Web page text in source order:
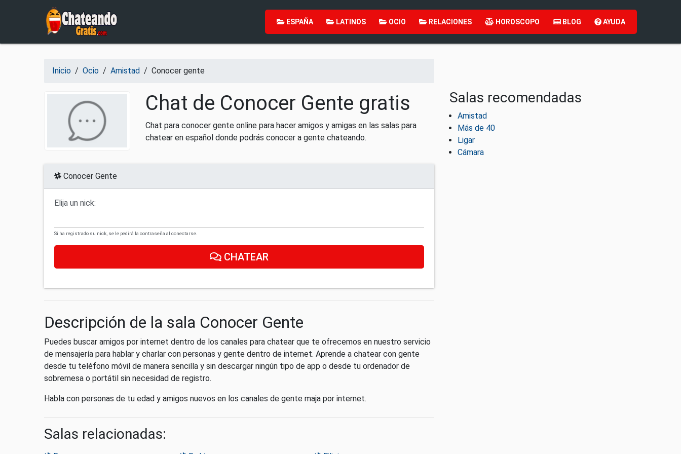
Salir del contenido
ESPAÑA LATINOS OCIO RELACIONES HOROSCOPO BLOG AYUDA
Inicio / Ocio / Amistad / Conocer gente
Chat de Conocer Gente gratis
Chat para conocer gente online para hacer amigos y amigas en las salas para
chatear en español donde podrás conocer a gente chateando.
Conocer Gente
Elija un nick:
Si ha registrado su nick, se le pedirá la contraseña al conectarse.
CHATEAR
Descripción de la sala Conocer Gente
Puedes buscar amigos por internet dentro de los canales para chatear que te ofrecemos en nuestro servicio
de mensajería para hablar y charlar con personas y gente dentro de internet. Aprende a chatear con gente
desde tu teléfono móvil de manera sencilla y sin descargar ningún tipo de app o desde tu ordenador de
sobremesa o portátil sin necesidad de registro.
Habla con personas de tu edad y amigos nuevos en los canales de gente maja por internet.
Salas relacionadas:
Salas recomendadas
Amistad
Más de 40
Ligar
Cámara